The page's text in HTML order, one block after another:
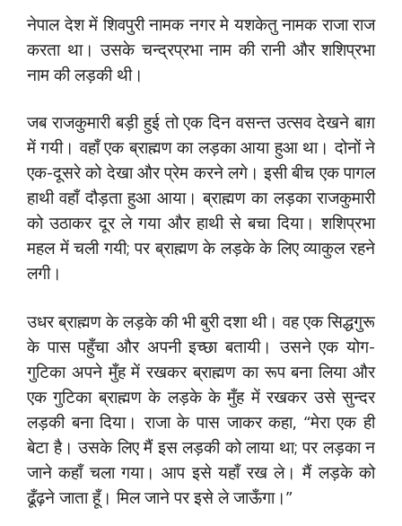
नेपाल देश में शिवपुरी नामक नगर मे यशकेतु नामक राजा राज
करता था। उसके चन्द्रप्रभा नाम की रानी और शशिप्रभा
नाम की लड़की थी।
जब राजकुमारी बड़ी हुई तो एक दिन वसन्त उत्सव देखने बाग़
में गयी। वहाँ एक ब्राह्मण का लड़का आया हुआ था। दोनों ने
एक-दूसरे को देखा और प्रेम करने लगे। इसी बीच एक पागल
हाथी वहाँ दौड़ता हुआ आया। ब्राह्मण का लड़का राजकुमारी
को उठाकर दूर ले गया और हाथी से बचा दिया। शशिप्रभा
महल में चली गयी; पर ब्राह्मण के लड़के के लिए व्याकुल रहने
लगी।
उधर ब्राह्मण के लड़के की भी बुरी दशा थी। वह एक सिद्धगुरू
के पास पहुँचा और अपनी इच्छा बतायी। उसने एक योग-
गुटिका अपने मुँह में रखकर ब्राह्मण का रूप बना लिया और
एक गुटिका ब्राह्मण के लड़के के मुँह में रखकर उसे सुन्दर
लड़की बना दिया। राजा के पास जाकर कहा, “मेरा एक ही
बेटा है। उसके लिए मैं इस लड़की को लाया था; पर लड़का न
जाने कहाँ चला गया। आप इसे यहाँ रख ले। मैं लड़के को
ढूँढ़ने जाता हूँ। मिल जाने पर इसे ले जाऊँगा।”